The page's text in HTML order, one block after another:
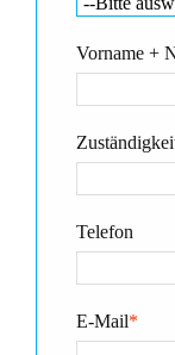
Vorname +
Telefon
*
E-Mail